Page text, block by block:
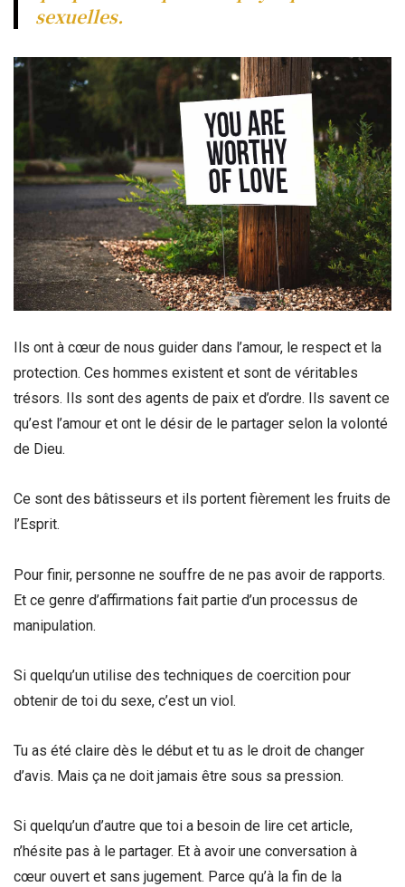
sexuelles.
Ils ont à cœur de nous guider dans l’amour, le respect et la
protection. Ces hommes existent et sont de véritables
trésors.
Ils sont des agents de paix et d’ordre. Ils savent ce
qu’est l’amour et ont le désir de le partager selon la volonté
de Dieu.
Ce sont des bâtisseurs et ils portent fièrement les fruits de
l’Esprit.
Pour finir, personne ne souffre de ne pas avoir de rapports.
Et ce genre d’affirmations fait partie d’un processus de
manipulation.
Si quelqu’un utilise des techniques de coercition pour
obtenir de toi du sexe, c’est un viol.
Tu as été claire dès le début et tu as le droit de changer
d’avis. Mais ça ne doit jamais être sous sa pression.
Si quelqu’un d’autre que toi a besoin de lire cet article,
n’hésite pas à le partager. Et à avoir une conversation à
cœur ouvert et sans jugement. Parce qu’à la fin de la